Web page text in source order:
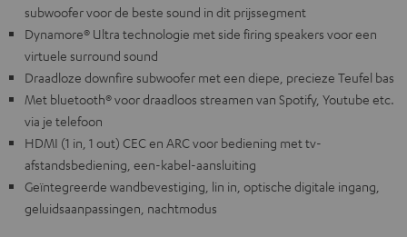
subwoofer voor de beste sound in dit prijssegment
Dynamore® Ultra technologie met side firing speakers voor een
virtuele surround sound
Draadloze downfire subwoofer met een diepe, precieze Teufel bas
Met bluetooth® voor draadloos streamen van Spotify, Youtube etc.
via je telefoon
HDMI (1 in, 1 out) CEC en ARC voor bediening met tv-
afstandsbediening, een-kabel-aansluiting
Geïntegreerde wandbevestiging, lin in, optische digitale ingang,
geluidsaanpassingen, nachtmodus